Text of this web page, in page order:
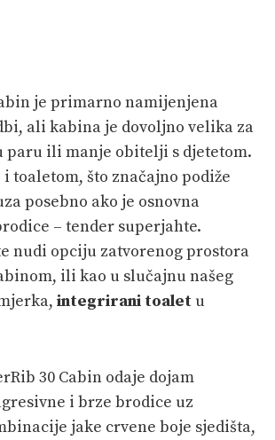
je primarno namijenjena
ali kabina je dovoljno velika za
paru ili manje obitelji s djetetom.
toaletom, što značajno podiže
posebno ako je osnovna
– tender superjahte.
nudi opciju zatvorenog prostora
ili kao u slučajnu našeg
integrirani toalet u
30 Cabin odaje dojam
i brze brodice uz
jake crvene boje sjedišta,